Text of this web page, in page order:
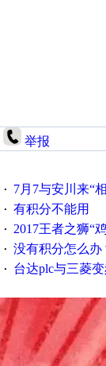
举报
· 7月7与安川来“
· 有积分不能用
· 2017王者之狮“鸡”情签到
· 没有积分怎么办
· 台达plc与三菱